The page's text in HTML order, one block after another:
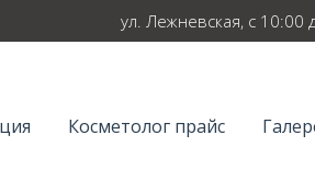
ул. Лежневская, с 10:00
Косметолог прайс